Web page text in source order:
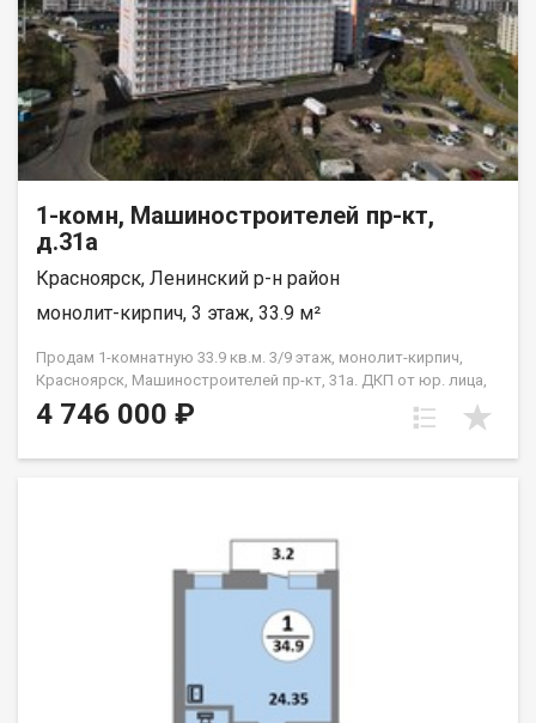
1-комн, Машиностроителей пр-кт,
д.31а
Красноярск, Ленинский р-н район
монолит-кирпич, 3 этаж, 33.9 м²
Продам 1-комнатную 33.9 кв.м. 3/9 этаж, монолит-кирпич,
Красноярск, Машиностроителей пр-кт, 31а. ДКП от юр. лица,
не от Застройщика
4 746 000 ₽